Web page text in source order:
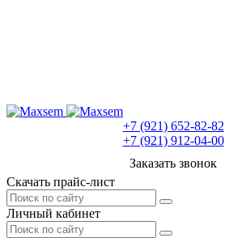
+7 (921) 652-82-82
+7 (921) 912-04-00
Заказать звонок
Скачать прайс-лист
Личный кабинет